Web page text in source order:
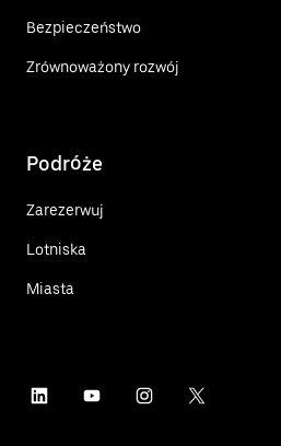
Bezpieczeństwo
Zrównoważony rozwój
Podróże
Zarezerwuj
Lotniska
Miasta